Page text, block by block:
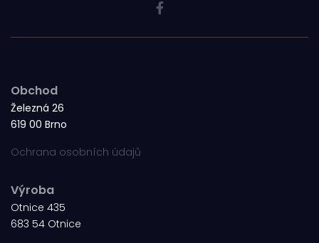
Obchod
Železná 26
619 00 Brno
Ochrana osobních údajů
Výroba
Otnice 435
683 54 Otnice